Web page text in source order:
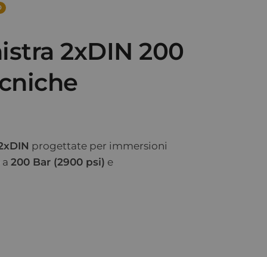
2xDIN 200
progettate per immersioni
200 Bar (2900 psi) e